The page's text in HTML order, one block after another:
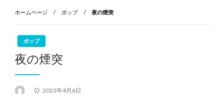
ホームページ ポップ 夜の煙突
ポップ
夜の煙突
投
2023年4月6日